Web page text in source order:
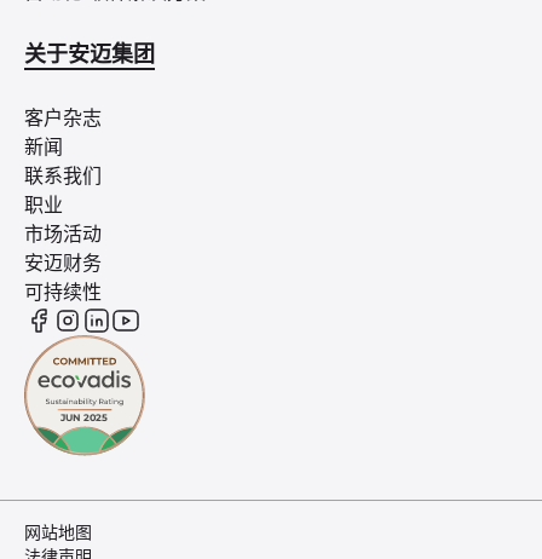
关于安迈集团
客户杂志
新闻
联系我们
职业
市场活动
安迈财务
可持续性
网站地图